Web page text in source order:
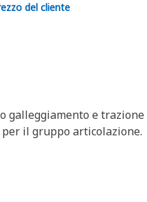
del cliente
galleggiamento e trazione
il gruppo articolazione.